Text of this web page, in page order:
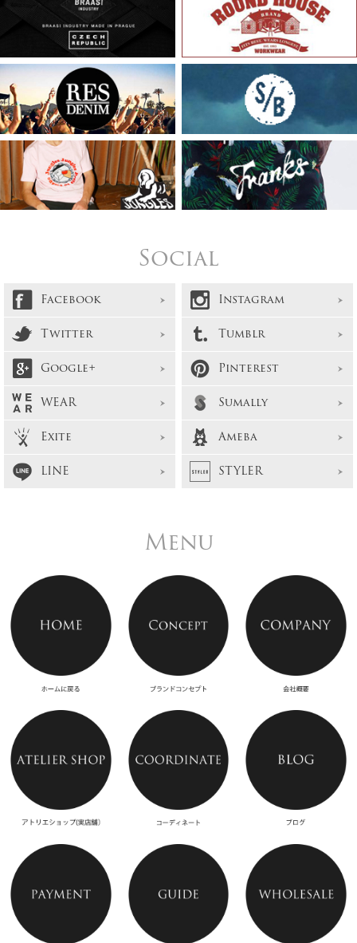
Social
Facebook
Instagram
Twitter
Tumblr
Google+
Pinterest
WEAR
Sumally
Exite
Ameba
LINE
STYLER
Menu